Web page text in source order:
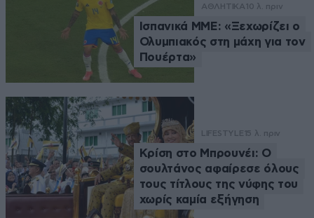
ΑΘΛΗΤΙΚΑ 10 λ. πριν
Ισπανικά ΜΜΕ: «Ξεχωρίζει ο
Ολυμπιακός στη μάχη για τον
Πουέρτα»
LIFESTYLE 15 λ. πριν
Κρίση στο Μπρουνέι: Ο
σουλτάνος αφαίρεσε όλους
τους τίτλους της νύφης του
χωρίς καμία εξήγηση